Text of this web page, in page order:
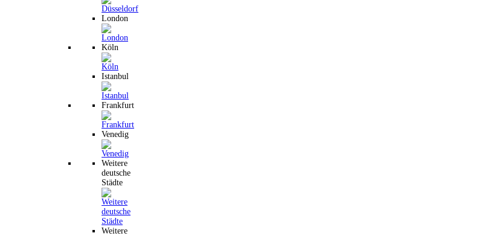
London
Köln
Istanbul
Frankfurt
Venedig
Weitere
deutsche
Städte
Weitere